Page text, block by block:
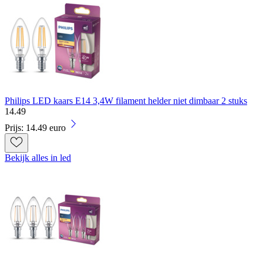
Philips LED kaars E14 3,4W filament helder niet dimbaar 2 stuks
14.49
Prijs: 14.49 euro
Bekijk alles in led